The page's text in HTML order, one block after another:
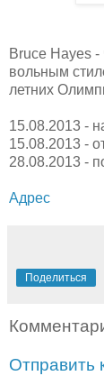
Bruce Hayes
вольным
летних
15.08.2013 -
15.08.2013 -
28.08.2013 -
Адрес
Поделиться
Отправить